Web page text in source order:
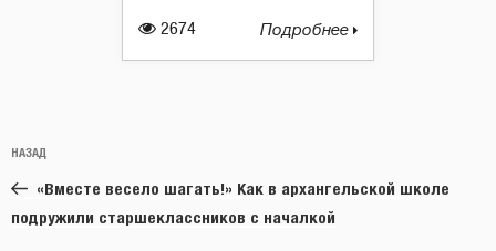
2674 Подробнее
по
записям
Предыдущая
запись:
НАЗАД
«Вместе весело шагать!» Как в архангельской школе
подружили старшеклассников с началкой